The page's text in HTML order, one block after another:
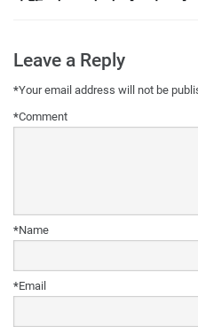
Leave a Reply
Your email address will not be
*
Comment
*
Name
*
Email
*